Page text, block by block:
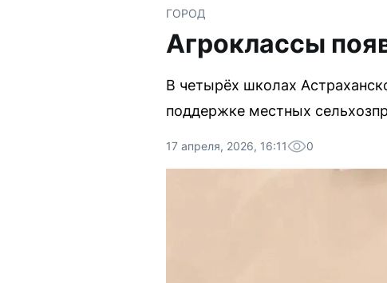
ГОРОД
Агроклассы
В четырёх школах
поддержке местных
17 апреля, 2026, 16:11 0